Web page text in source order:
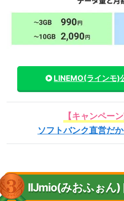
LINEMO(ラインモ)
【キャンペー
ソフトバンク直営だ
IIJmio(みおふぉん)